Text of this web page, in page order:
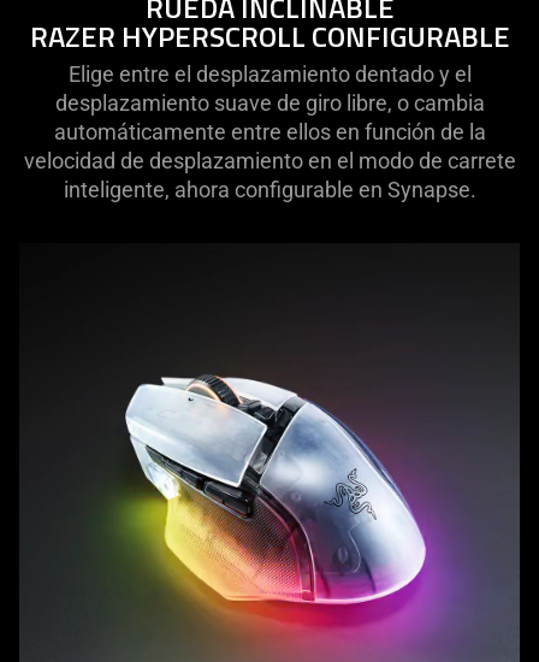
RAZER HYPERSCROLL CONFIGURABLE
Elige entre el desplazamiento dentado y el
desplazamiento suave de giro libre, o cambia
automáticamente entre ellos en función de la
velocidad de desplazamiento en el modo de carrete
inteligente, ahora configurable en Synapse.